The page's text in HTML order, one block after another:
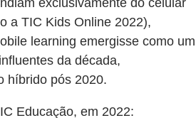
a TIC Kids Online 2022),
learning emergisse como um
da década,
híbrido pós 2020.
Educação, em 2022: